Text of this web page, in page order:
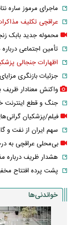
ماجرای مرموز ساره
عراقچی تکلیف
محموله جدید بابک
تأمین اجتماعی
اظهارات جنجالی
جزئیات بازنگری
واکنش معنادار ظریف
جنگ و قطع اینترنت
فیلم/پزشکیان
سهم ایران از نفت و
بی‌محلی عراقچی به
هشدار ظریف درباره
پشت پرده افتتاح
خواندنی‌ها